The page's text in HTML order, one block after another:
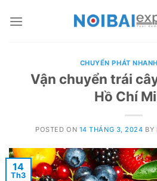
CHUYỂN PHÁT
Vận chuyển trái
Hồ Chí
POSTED ON 14 THÁNG 3, 2024 BY
14
Th3